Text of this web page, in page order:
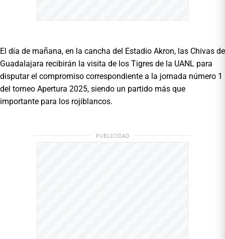
El día de mañana, en la cancha del Estadio Akron, las Chivas de
Guadalajara recibirán la visita de los Tigres de la UANL para
disputar el compromiso correspondiente a la jornada número 1
del torneo Apertura 2025, siendo un partido más que
importante para los rojiblancos.
PUBLICIDAD